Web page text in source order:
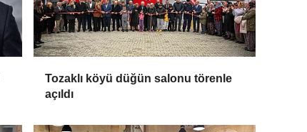
Tozaklı köyü düğün salonu törenle
açıldı